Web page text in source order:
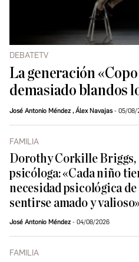
DEBATETV
La generación
demasiado blandos
José Antonio Méndez ,Álex Navajas 05/08/
FAMILIA
Dorothy Corkille Briggs,
psicóloga: «Cada niño
necesidad psicológica de
sentirse amado y
José Antonio Méndez 04/08/2026
FAMILIA